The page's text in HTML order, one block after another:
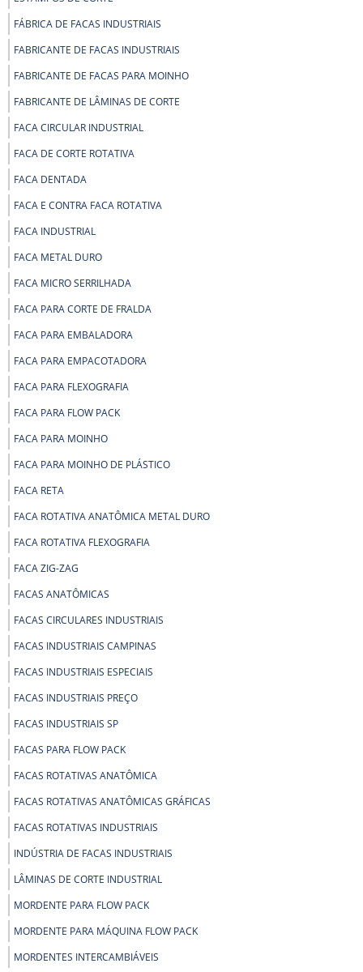
FÁBRICA DE FACAS INDUSTRIAIS
FABRICANTE DE FACAS INDUSTRIAIS
FABRICANTE DE FACAS PARA MOINHO
FABRICANTE DE LÂMINAS DE CORTE
FACA CIRCULAR INDUSTRIAL
FACA DE CORTE ROTATIVA
FACA DENTADA
FACA E CONTRA FACA ROTATIVA
FACA INDUSTRIAL
FACA METAL DURO
FACA MICRO SERRILHADA
FACA PARA CORTE DE FRALDA
FACA PARA EMBALADORA
FACA PARA EMPACOTADORA
FACA PARA FLEXOGRAFIA
FACA PARA FLOW PACK
FACA PARA MOINHO
FACA PARA MOINHO DE PLÁSTICO
FACA RETA
FACA ROTATIVA ANATÔMICA METAL DURO
FACA ROTATIVA FLEXOGRAFIA
FACA ZIG-ZAG
FACAS ANATÔMICAS
FACAS CIRCULARES INDUSTRIAIS
FACAS INDUSTRIAIS CAMPINAS
FACAS INDUSTRIAIS ESPECIAIS
FACAS INDUSTRIAIS PREÇO
FACAS INDUSTRIAIS SP
FACAS PARA FLOW PACK
FACAS ROTATIVAS ANATÔMICA
FACAS ROTATIVAS ANATÔMICAS GRÁFICAS
FACAS ROTATIVAS INDUSTRIAIS
INDÚSTRIA DE FACAS INDUSTRIAIS
LÂMINAS DE CORTE INDUSTRIAL
MORDENTE PARA FLOW PACK
MORDENTE PARA MÁQUINA FLOW PACK
MORDENTES INTERCAMBIÁVEIS